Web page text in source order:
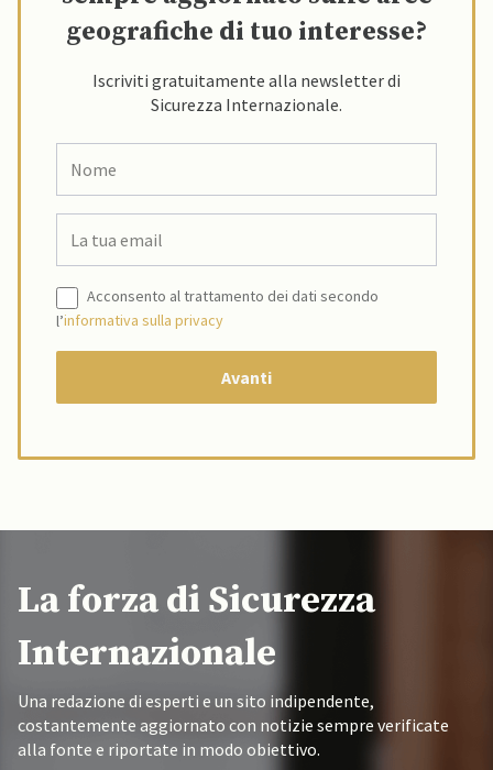
geografiche di tuo interesse?
Iscriviti gratuitamente alla newsletter di
Sicurezza Internazionale.
Acconsento al trattamento dei dati secondo
l’informativa sulla privacy
La forza di Sicurezza
Internazionale
Una redazione di esperti e un sito indipendente,
costantemente aggiornato con notizie sempre verificate
alla fonte e riportate in modo obiettivo.